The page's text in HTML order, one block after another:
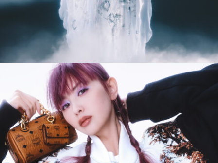
11_ちゃんみな | VI|NYL
#long_shot
#city